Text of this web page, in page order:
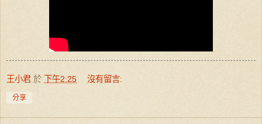
王小君 於 下午2:25 沒有留言:
分享